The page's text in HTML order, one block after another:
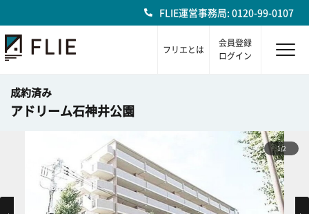
FLIE運営事務局: 0120-99-0107
フリエとは
会員登録
ログイン
成約済み
アドリーム石神井公園
1/2